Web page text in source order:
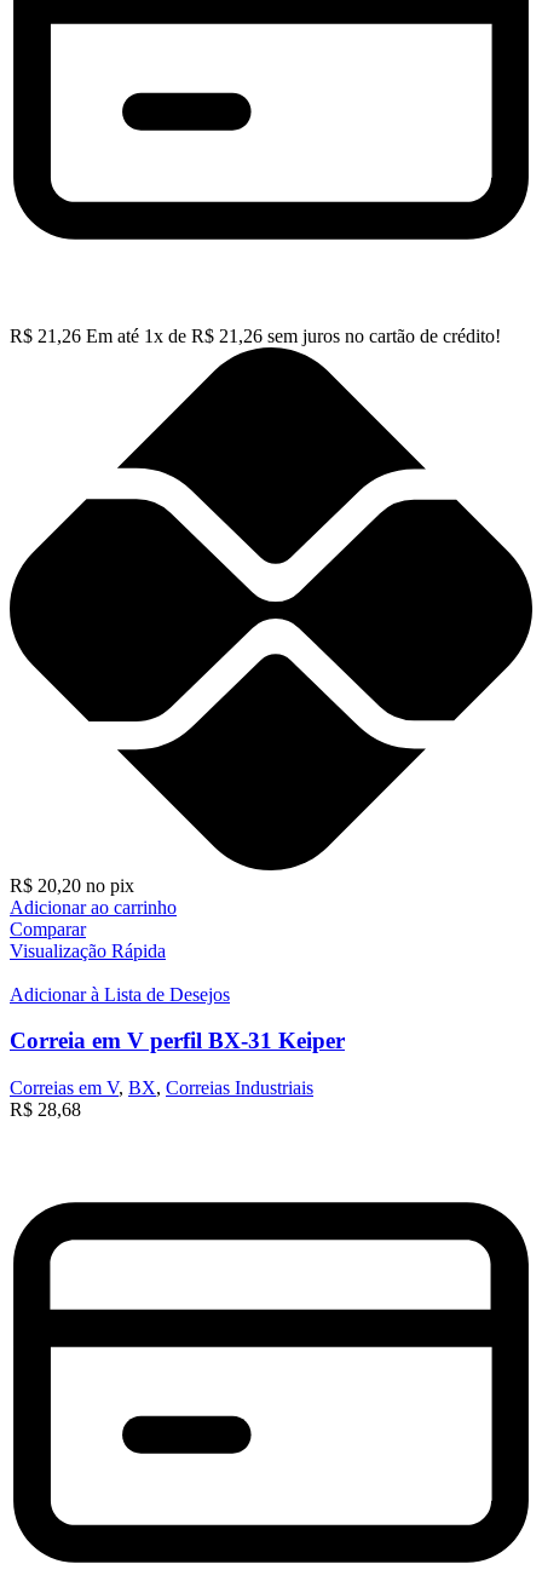
R$ 21,26 Em até 1x de R$ 21,26 sem juros no cartão de crédito!
R$ 20,20 no pix
Adicionar ao carrinho
Comparar
Visualização Rápida
Adicionar à Lista de Desejos
Correia em V perfil BX-31 Keiper
Correias em V, BX, Correias Industriais
R$ 28,68